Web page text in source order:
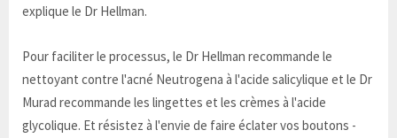
explique le Dr Hellman.
Pour faciliter le processus, le Dr Hellman recommande le
nettoyant contre l'acné Neutrogena à l'acide salicylique et le Dr
Murad recommande les lingettes et les crèmes à l'acide
glycolique. Et résistez à l'envie de faire éclater vos boutons -